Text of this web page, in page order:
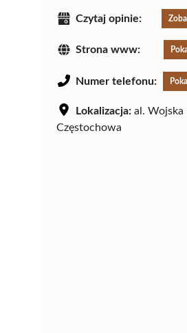
Czytaj opinie:
Strona www:
Numer telefonu:
Lokalizacja: al. Wojska
Częstochowa